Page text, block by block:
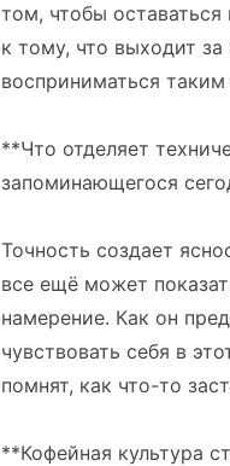
том, чтобы
к тому, что выходит
восприниматься
**Что отделяет
запоминающегося
Точность создает
все ещё может
намерение. Как он
чувствовать себя в
помнят, как что-то
**Кофейная культура